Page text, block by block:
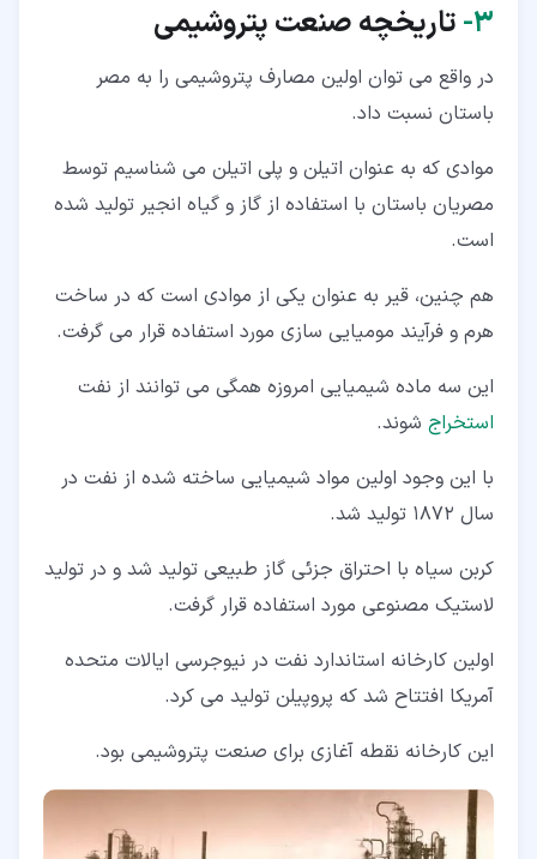
۳‏- تاریخچه صنعت پتروشیمی
در واقع می توان اولین مصارف پتروشیمی را به مصر
باستان نسبت داد.
موادی که به عنوان اتیلن و پلی اتیلن می شناسیم توسط
مصریان باستان با استفاده از گاز و گیاه انجیر تولید شده
است.
هم چنین، قیر به عنوان یکی از موادی است که در ساخت
هرم و فرآیند مومیایی سازی مورد استفاده قرار می گرفت.
این سه ماده شیمیایی امروزه همگی می توانند از نفت
استخراج شوند.
با این وجود اولین مواد شیمیایی ساخته شده از نفت در
سال 1872 تولید شد.
کربن سیاه با احتراق جزئی گاز طبیعی تولید شد و در تولید
لاستیک مصنوعی مورد استفاده قرار گرفت.
اولین کارخانه استاندارد نفت در نیوجرسی ایالات متحده
آمریکا افتتاح شد که پروپیلن تولید می کرد.
این کارخانه نقطه آغازی برای صنعت پتروشیمی بود.